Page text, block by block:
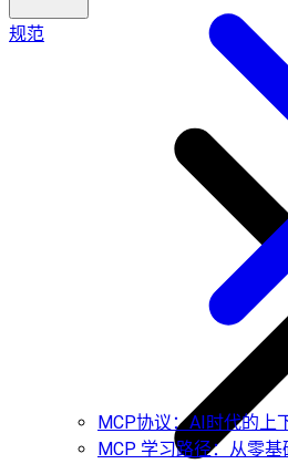
MCP协议：AI时代的上
MCP 学习路径：从零基
规范